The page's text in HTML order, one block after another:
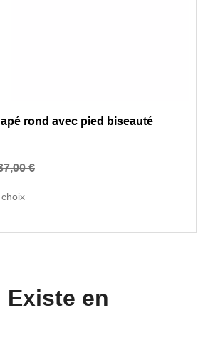
rond avec pied biseauté
€
Existe en